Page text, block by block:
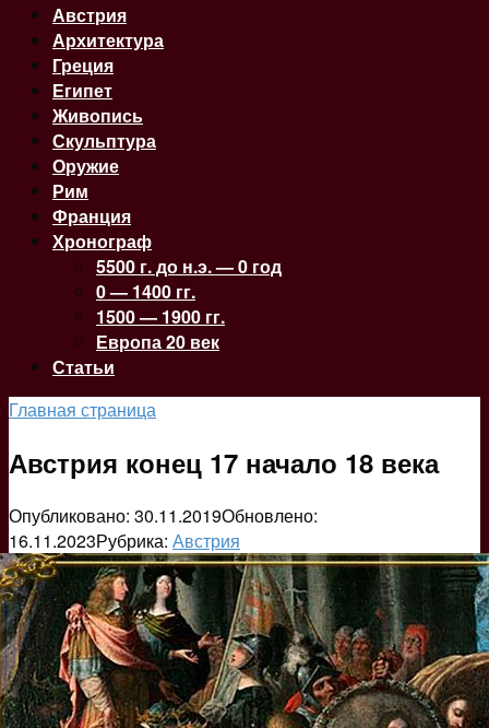
Австрия
Архитектура
Греция
Египет
Живопись
Скульптура
Оружие
Рим
Франция
Хронограф
5500 г. до н.э. — 0 год
0 — 1400 гг.
1500 — 1900 гг.
Европа 20 век
Статьи
Главная страница
Австрия конец 17 начало 18 века
Опубликовано: 30.11.2019Обновлено:
16.11.2023Рубрика: Австрия